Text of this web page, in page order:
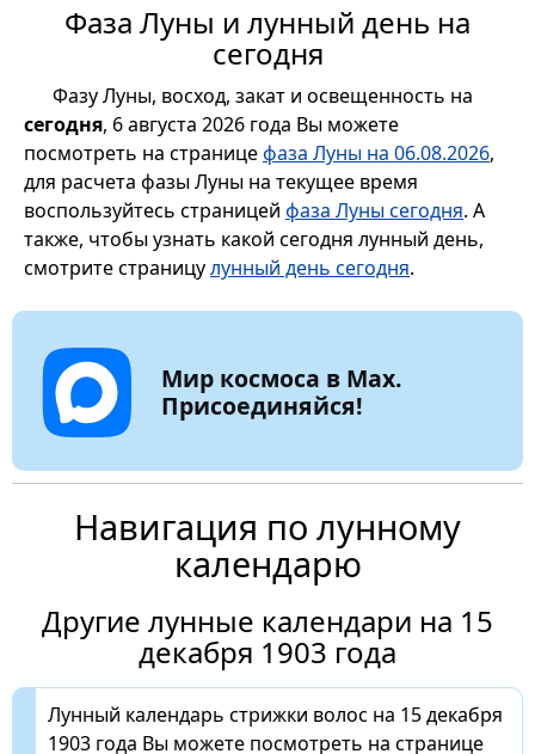
Фаза Луны и лунный день на
сегодня
Фазу Луны, восход, закат и освещенность на
сегодня, 6 августа 2026 года Вы можете
посмотреть на страницефаза Луны на 06.08.2026,
для расчета фазы Луны на текущее время
воспользуйтесь страницей фаза Луны сегодня. А
также, чтобы узнать какой сегодня лунный день,
смотрите страницулунный день сегодня.
Мир космоса в Max.
Присоединяйся!
Навигация по лунному
календарю
Другие лунные календари на 15
декабря 1903 года
Лунный календарь стрижки волос на 15 декабря
1903 года Вы можете посмотреть на странице